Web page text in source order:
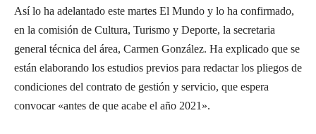
Así lo ha adelantado este martes El Mundo y lo ha confirmado,
en la comisión de Cultura, Turismo y Deporte, la secretaria
general técnica del área, Carmen González. Ha explicado que se
están elaborando los estudios previos para redactar los pliegos de
condiciones del contrato de gestión y servicio, que espera
convocar «antes de que acabe el año 2021».